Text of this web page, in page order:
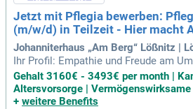
Jetzt mit Pflegia bewerben:
(m/w/d) in Teilzeit - Hier macht
Johanniterhaus „Am Berg“ Lößnitz |
Ihr Profil: Empathie und Freude am
hilfsbedürftigen Menschen; Sie sind
und Pflegeassistent:in /
mind. 1-jähriger Ausbildung;
Gehalt 3160€ - 3493€ per month |
Altersvorsorge |
+ weitere Benefits